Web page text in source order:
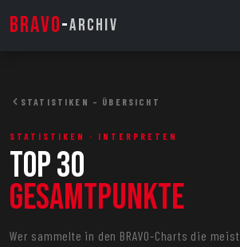
BRAVO-ARCHIV
STATISTIKEN – ÜBERSICHT
STATISTIKEN · INTERPRETEN
Top 30
Gesamtpunkte
Wer sammelte in den BRAVO-Charts die